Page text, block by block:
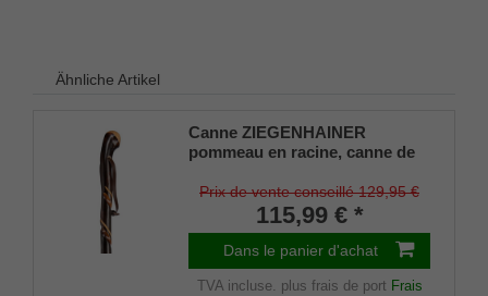
Ähnliche Artikel
Canne ZIEGENHAINER
pommeau en racine, canne de
châtaignier poli à la main, avec
fraisage décoratif doublement
torsadé, pointe de canne de
montagne et dragonne en cuir
incluses.
Prix de vente conseillé 129,95 €
115,99 € *
Dans le panier d'achat
TVA incluse. plus frais de port Frais